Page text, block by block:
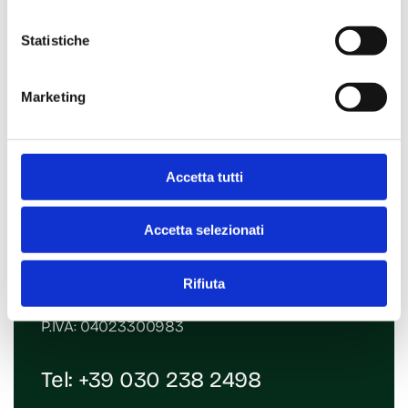
Statistiche
Marketing
Accetta tutti
Accetta selezionati
Rifiuta
Via Giosuè Carducci, 36
25069 Villa Carcina (BS)
P.IVA: 04023300983
Tel: +39 030 238 2498